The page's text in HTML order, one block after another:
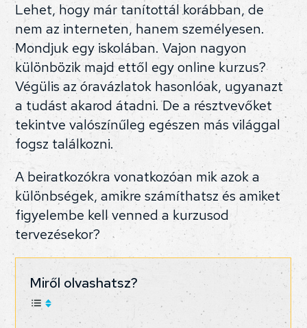
Lehet, hogy már tanítottál korábban, de
nem az interneten, hanem személyesen.
Mondjuk egy iskolában. Vajon nagyon
különbözik majd ettől egy online kurzus?
Végülis az óravázlatok hasonlóak, ugyanazt
a tudást akarod átadni. De a résztvevőket
tekintve valószínűleg egészen más világgal
fogsz találkozni.
A beiratkozókra vonatkozóan mik azok a
különbségek, amikre számíthatsz és amiket
figyelembe kell venned a kurzusod
tervezésekor?
Miről olvashatsz?